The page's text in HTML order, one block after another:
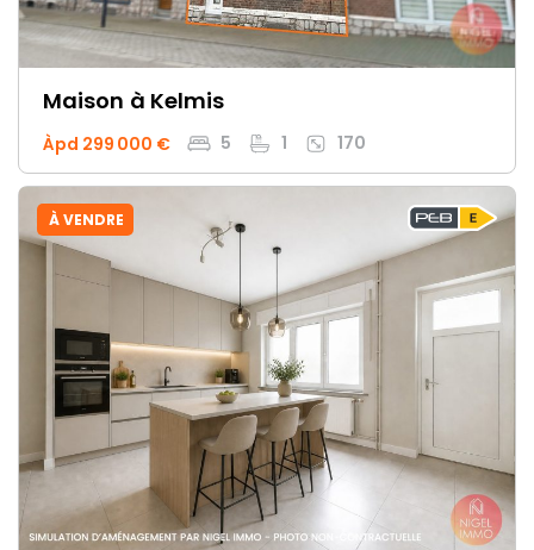
Maison à Kelmis
Àpd 299 000 € 5 1 170
À VENDRE